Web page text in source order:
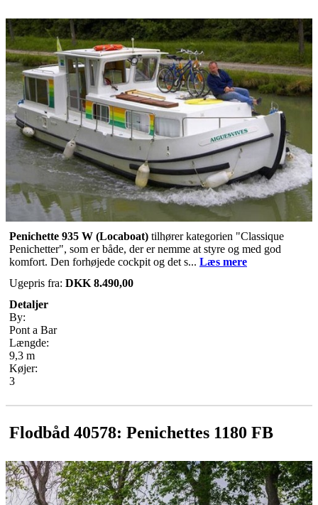
Penichette 935 W (Locaboat) tilhører kategorien "Classique
Penichetter", som er både, der er nemme at styre og med god
komfort. Den forhøjede cockpit og det s... Læs mere
Ugepris fra: DKK 8.490,00
Detaljer
By:
Pont a Bar
Længde:
9,3 m
Køjer:
3
Flodbåd 40578: Penichettes 1180 FB